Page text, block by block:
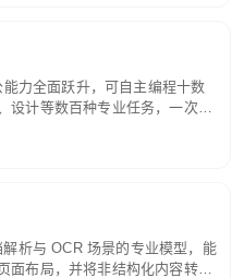
力全面跃升，可自主编程十数
设计等数百种专业任务，一次对
解贯穿规划、执行与验证全流
解析。长程任务中自主规划与
析与 OCR 场景的专业模型，能
面布局，并将非结构化内容转换